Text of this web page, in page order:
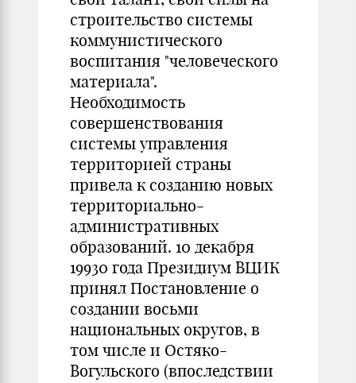
строительство системы
коммунистического
воспитания "человеческого
материала".
Необходимость
совершенствования
системы управления
территорией страны
привела к созданию новых
территориально-
административных
образований. 10 декабря
19930 года Президиум ВЦИК
принял Постановление о
создании восьми
национальных округов, в
том числе и Остяко-
Вогульского (впоследствии